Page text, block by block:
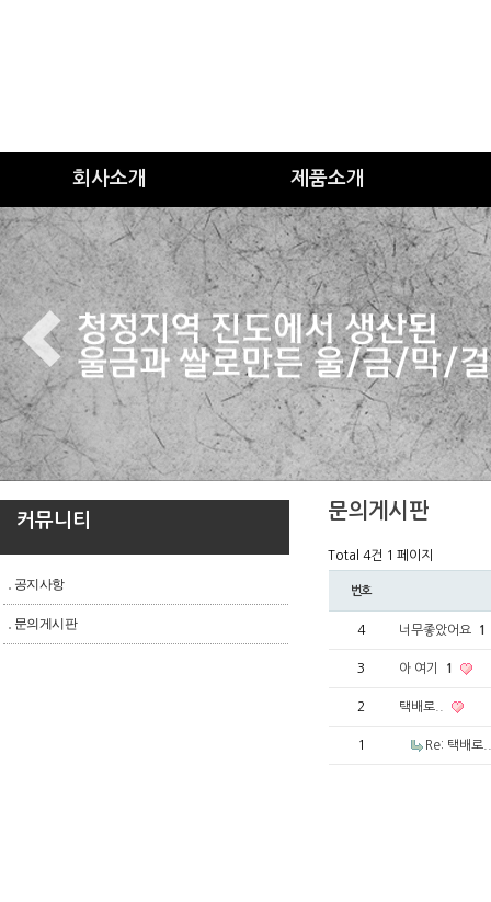
회사소개 제품소개
커뮤니티
공지사항
문의게시판
문의게시판
Total 4건 1 페이지
번호
4 너무좋았어요 1
3 아 여기 1
2 택배로..
1 Re: 택배로